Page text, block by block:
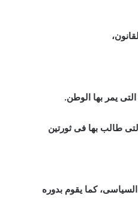
يمر بها الوطن.
طالب بها فى ثورتين
كما يقوم بدوره